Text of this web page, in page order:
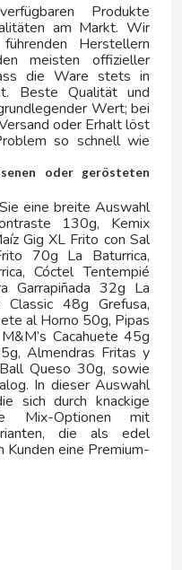
Produkte
am Markt. Wir
Herstellern
meisten offizieller
die Ware stets in
Beste Qualität und
Wert; bei
oder Erhalt löst
so schnell wie
oder gerösteten
eine breite Auswahl
130g, Kemix
Gig XL Frito con Sal
70g La Baturrica,
Cóctel Tentempié
Garrapiñada 32g La
48g Grefusa,
al Horno 50g, Pipas
Cacahuete 45g
Almendras Fritas y
Queso 30g, sowie
In dieser Auswahl
sich durch knackige
Mix-Optionen mit
die als edel
Kunden eine Premium-